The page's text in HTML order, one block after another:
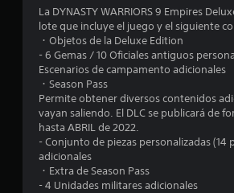
La DYNASTY WARRIORS 9 Empires
lote que incluye el juego y el siguiente
・Objetos de la Deluxe Edition
- 6 Gemas / 10 Oficiales antiguos
Escenarios de campamento adicionales
・Season Pass
Permite obtener diversos contenidos
vayan saliendo. El DLC se publicará de
hasta ABRIL de 2022.
- Conjunto de piezas personalizadas (14
adicionales
・Extra de Season Pass
- 4 Unidades militares adicionales